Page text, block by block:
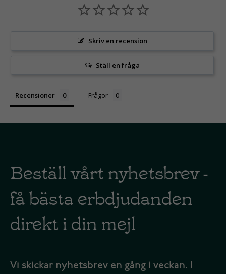
Skriv en recension
Ställ en fråga
Recensioner Frågor
Beställ vårt nyhetsbrev -
få bästa erbdjudanden
direkt i din mejl
Vi skickar nyhetsbrev en gång i veckan. I